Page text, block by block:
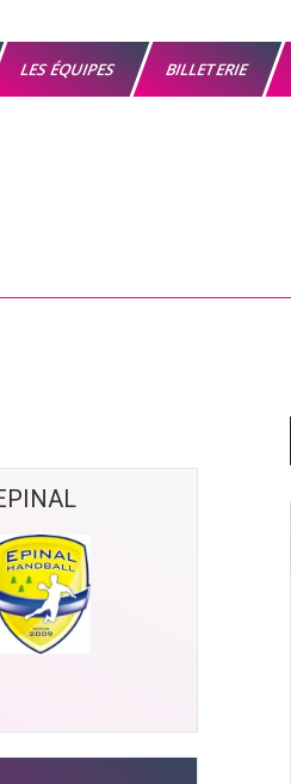
LES ÉQUIPES BILLETERIE